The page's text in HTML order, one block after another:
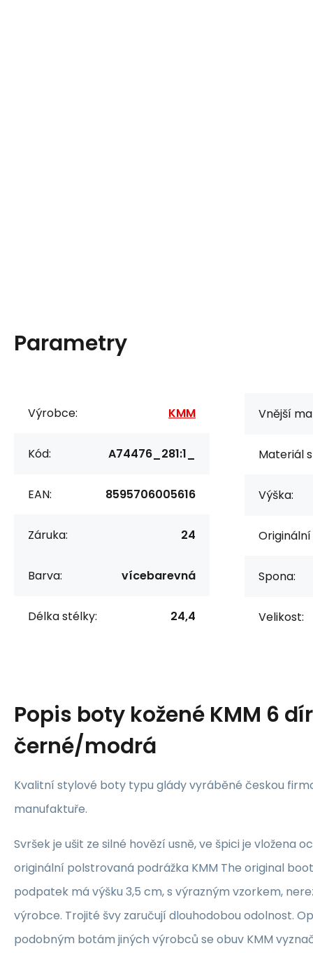
Parametry
Výrobce: KMM
Kód: A74476_281:1_
EAN: 8595706005616
Záruka: 24
Barva: vícebarevná
Délka stélky: 24,4
Vnější
Materiál
Výška:
Spona:
Velikost:
Popis boty kožené KMM 6
černé/modrá
Kvalitní stylové boty typu glády vyráběné českou
manufaktuře.
Svršek je ušit ze silné hovězí usně, ve špici je vložena
originální polstrovaná podrážka KMM The original
podpatek má výšku 3,5 cm, s výrazným vzorkem,
výrobce. Trojité švy zaručují dlouhodobou odolnost.
podobným botám jiných výrobců se obuv KMM